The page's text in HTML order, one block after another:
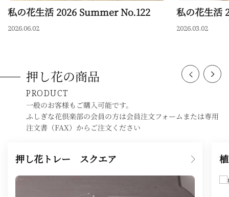
私の花生活 2026 Summer No.122
2026.06.02
私の花生活
2026.03.02
PRODUCT
押し花の商品
一般のお客様もご購入可能です。
ふしぎな花倶楽部の会員の方は会員注文フォームまたは専用
注文書（FAX）からご注文ください
押し花トレー スクエア